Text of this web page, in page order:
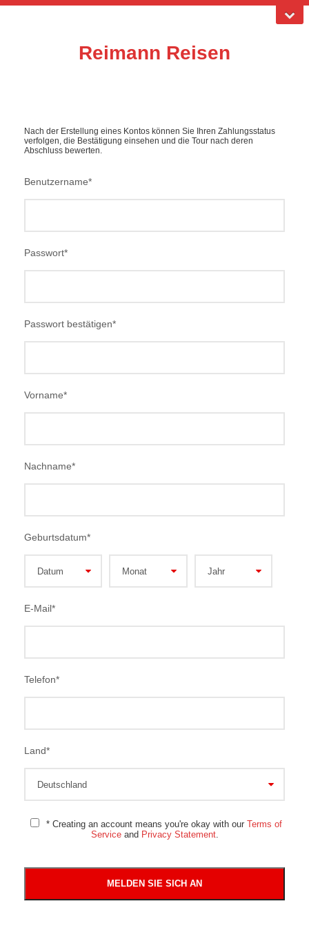
Reimann Reisen
Nach der Erstellung eines Kontos können Sie Ihren Zahlungsstatus
verfolgen, die Bestätigung einsehen und die Tour nach deren
Abschluss bewerten.
Benutzername*
Passwort*
Passwort bestätigen*
Vorname*
Nachname*
Geburtsdatum*
E-Mail*
Telefon*
Land*
* Creating an account means you're okay with our Terms of
Serviceand Privacy Statement.